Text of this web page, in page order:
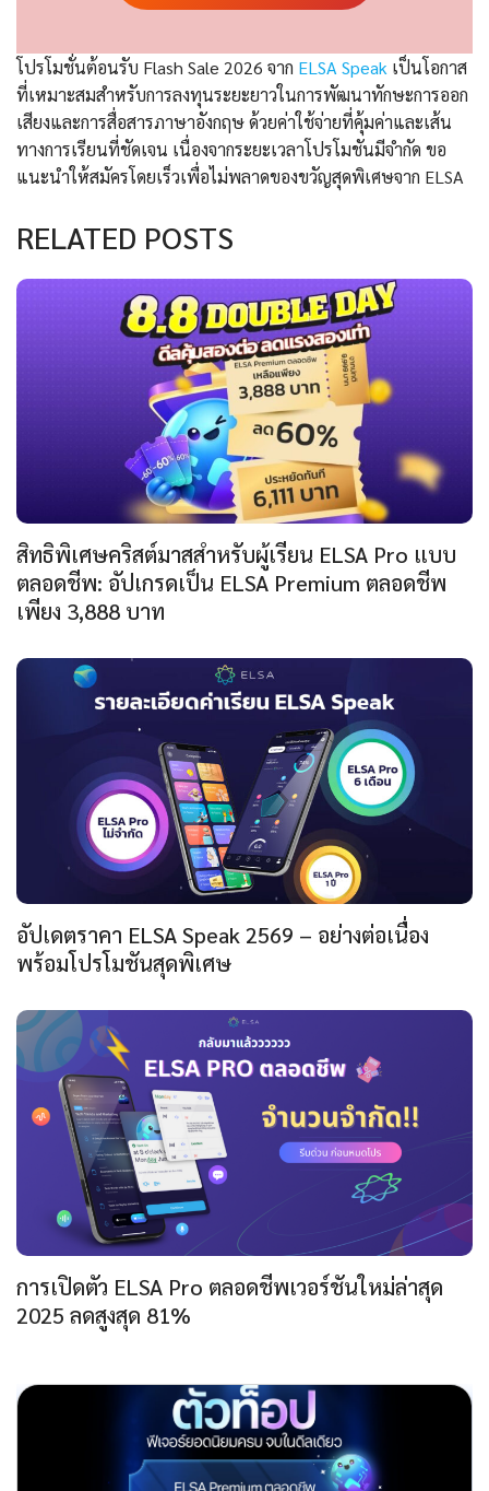
โปรโมชั่นต้อนรับ Flash Sale 2026 จาก ELSA Speak เป็นโอกาส
ที่เหมาะสมสำหรับการลงทุนระยะยาวในการพัฒนาทักษะการออก
เสียงและการสื่อสารภาษาอังกฤษ ด้วยค่าใช้จ่ายที่คุ้มค่าและเส้น
ทางการเรียนที่ชัดเจน เนื่องจากระยะเวลาโปรโมชันมีจำกัด ขอ
แนะนำให้สมัครโดยเร็วเพื่อไม่พลาดของขวัญสุดพิเศษจาก ELSA
RELATED POSTS
สิทธิพิเศษคริสต์มาสสำหรับผู้เรียน ELSA Pro แบบ
ตลอดชีพ: อัปเกรดเป็น ELSA Premium ตลอดชีพ
เพียง 3,888 บาท
อัปเดตราคา ELSA Speak 2569 – อย่างต่อเนื่อง
พร้อมโปรโมชันสุดพิเศษ
การเปิดตัว ELSA Pro ตลอดชีพเวอร์ชันใหม่ล่าสุด
2025 ลดสูงสุด 81%